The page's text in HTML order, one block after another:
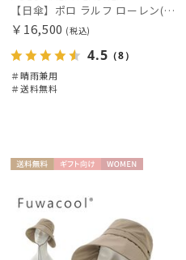
レディース
【日傘】ポロ ラルフ ローレン(POLO RALPH LAUREN)エンブフリル 長傘 【公式ムーンバット】 遮光 遮熱 UV 晴雨兼用
￥16,500 (税込)
4.5 （8）
＃晴雨兼用
＃送料無料
料